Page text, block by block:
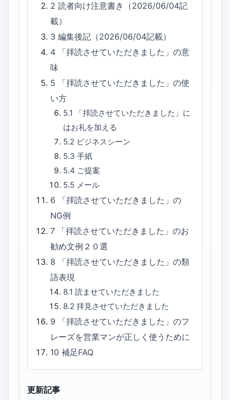
2読者向け注意書き（2026/06/04記
載）
3編集後記（2026/06/04記載）
4
「拝読させていただきました」の意
味
5
「拝読させていただきました」の使
い方
5.1
「拝読させていただきました」に
はお礼を加える
5.2 ビジネスシーン
5.3 手紙
5.4 ご提案
5.5 メール
6
「拝読させていただきました」の
NG例
7
「拝読させていただきました」のお
勧め文例２０選
8
「拝読させていただきました」の類
語表現
8.1 読ませていただきました
8.2 拝見させていただきました
9
「拝読させていただきました」のフ
レーズを営業マンが正しく使うために
10補足FAQ
更新記事